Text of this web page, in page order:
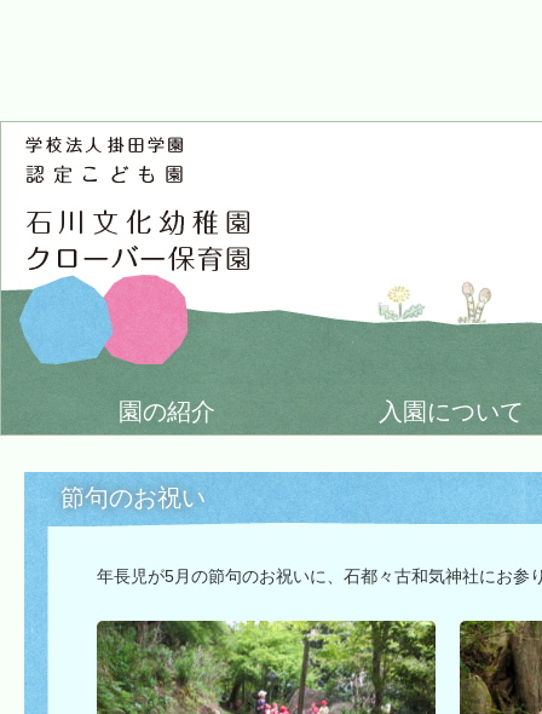
園の紹介 入園について
節句のお祝い
年長児が5月の節句のお祝いに、石都々古和気神社にお参